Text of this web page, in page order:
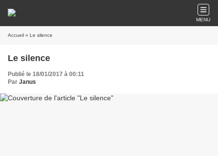
MENU
Accueil » Le silence
Le silence
Publié le 18/01/2017 à 00:11
Par Janus